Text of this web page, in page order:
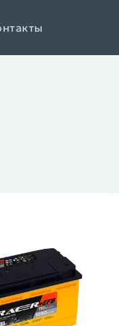
EFB XTREME +EFB
(мото) BUSHIDO